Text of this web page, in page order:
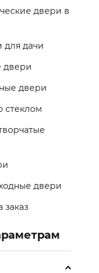
двери в
для дачи
двери
двери
стеклом
двери
заказ